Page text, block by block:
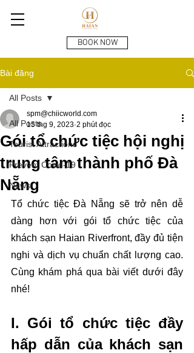
BOOK NOW
Bài đăng
All Posts
Tourist Attractions
Prevent Covid-19
News
All Posts
Gói tổ chức tiệc hội nghị
trung tâm thành phố Đà
Nẵng
spm@chiicworld.com
15 thg 9, 2023 2 phút đọc
Tổ chức tiệc Đà Nẵng sẽ trở nên dễ
dàng hơn với gói tổ chức tiệc của
khách sạn Haian Riverfront, đầy đủ tiện
nghi và dịch vụ chuẩn chất lượng cao.
Cùng khám phá qua bài viết dưới đây
nhé!
I. Gói tổ chức tiệc đầy
hấp dẫn của khách sạn